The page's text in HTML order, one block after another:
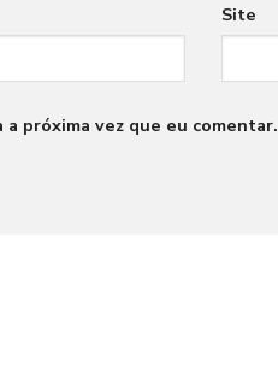
Site
próxima vez que eu comentar.